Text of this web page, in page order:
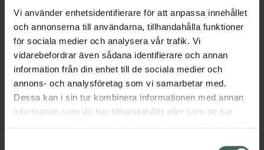
Vi använder enhetsidentifierare för att anpassa innehållet
och annonserna till användarna, tillhandahålla funktioner
för sociala medier och analysera vår trafik. Vi
vidarebefordrar även sådana identifierare och annan
information från din enhet till de sociala medier och
annons- och analysföretag som vi samarbetar med.
Dessa kan i sin tur kombinera informationen med annan
information som du har tillhandahållit eller som de har
samlat in när du har använt deras tjänster. Samtycke till
skonsam mot läpparna och torkar inte ut
dem, vilket gör den idealisk för daglig
användning. Med sin vårdande formula och
förmåga att ge synligt glansiga läppar, är
Labello Glowy Lips Clear det perfekta valet
för att hålla dina läppar mjuka och strålande
hela dagen.
Jämförpris
5,50 kr /ml